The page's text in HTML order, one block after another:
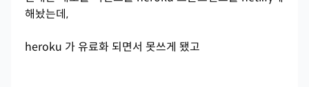
해놨는데,
heroku 가 유료화 되면서 못쓰게 됐고